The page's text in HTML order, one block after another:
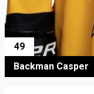
49
Backman Casper